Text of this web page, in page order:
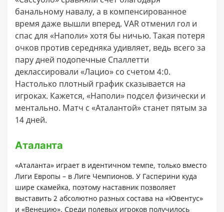
банальному навалу, а в компенсированное
время даже вышли вперед. VAR отменил гол и
спас для «Наполи» хотя бы ничью. Такая потеря
очков против середняка удивляет, ведь всего за
пару дней подопечные Спаллетти
деклассировали «Лацио» со счетом 4:0.
Настолько плотный график сказывается на
игроках. Кажется, «Наполи» подсел физически и
ментально. Матч с «Аталантой» станет пятым за
14 дней.
Аталанта
«Аталанта» играет в идентичном темпе, только вместо
Лиги Европы – в Лиге Чемпионов. У Гасперини куда
шире скамейка, поэтому наставник позволяет
выставить 2 абсолютно разных состава на «Ювентус»
и «Венецию». Среди полевых игроков получилось